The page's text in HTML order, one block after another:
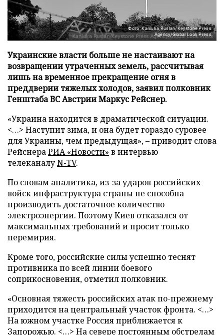
Фото: Kaniuka Ruslan/Keystone Press
Agency/Global Look Press
Украинские власти больше не настаивают на
возвращении утраченных земель, рассчитывая
лишь на временное прекращение огня в
преддверии тяжелых холодов, заявил полковник
Генштаба ВС Австрии Маркус Рейснер.
«Украина находится в драматической ситуации.
<…> Наступит зима, и она будет гораздо суровее
для Украины, чем предыдущая», – приводит слова
РейснераРИА «Новости» в интервью
телеканалуN-TV.
По словам аналитика, из-за ударов российских
войск инфраструктура страны не способна
производить достаточное количество
электроэнергии. Поэтому Киев отказался от
максимальных требований и просит только
перемирия.
Кроме того, российские силы успешно теснят
противника по всей линии боевого
соприкосновения, отметил полковник.
«Основная тяжесть российских атак по-прежнему
приходится на центральный участок фронта. <…>
На южном участке Россия приближается к
Запорожью. <…> На севере постоянным обстрелам